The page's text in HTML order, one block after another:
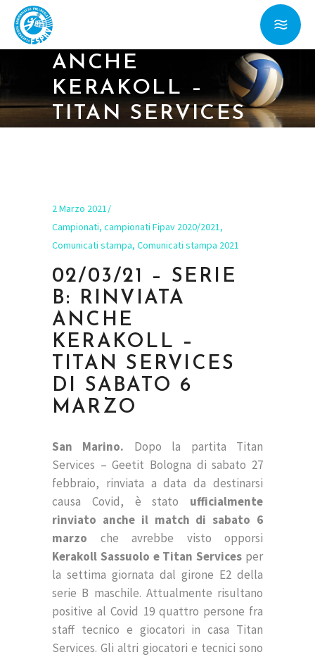
ANCHE
KERAKOLL –
TITAN SERVICES
2 Marzo 2021
Campionati, campionati Fipav 2020/2021,
Comunicati stampa, Comunicati stampa 2021
02/03/21 – SERIE
B: RINVIATA
ANCHE
KERAKOLL –
TITAN SERVICES
DI SABATO 6
MARZO
San Marino. Dopo la partita Titan
Services – Geetit Bologna di sabato 27
febbraio, rinviata a data da destinarsi
causa Covid, è stato ufficialmente
rinviato anche il match di sabato 6
marzo che avrebbe visto opporsi
Kerakoll Sassuolo e Titan Services per
la settima giornata dal girone E2 della
serie B maschile. Attualmente risultano
positive al Covid 19 quattro persone fra
staff tecnico e giocatori in casa Titan
Services. Gli altri giocatori e tecnici sono